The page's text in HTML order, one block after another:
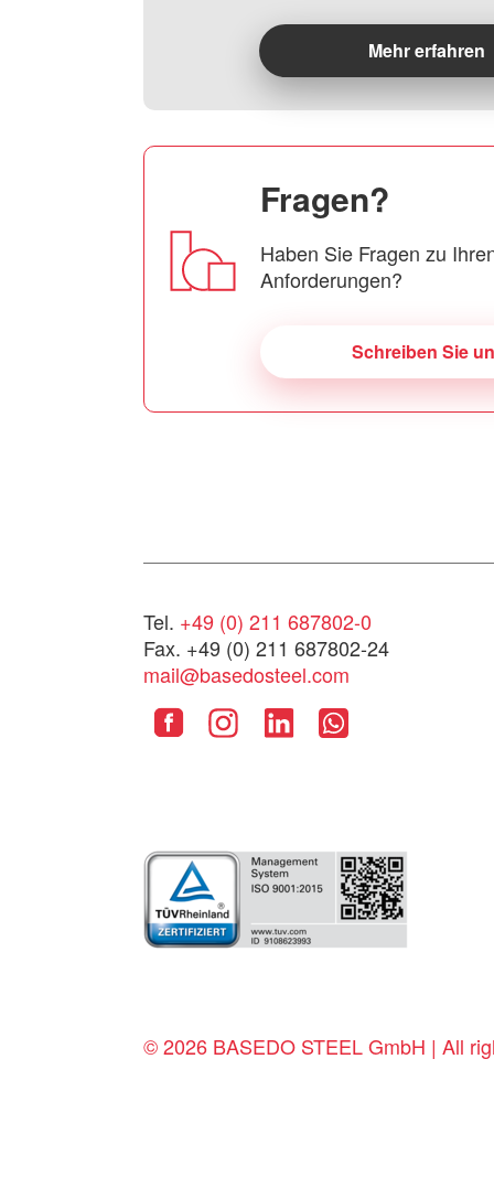
Mehr erfahren
Fragen?
Haben Sie Fragen zu
Anforderungen?
Schreiben Sie
Tel. +49 (0) 211 687802-0
Fax. +49 (0) 211 687802-24
mail@basedosteel.com
© 2026 BASEDO STEEL GmbH | All